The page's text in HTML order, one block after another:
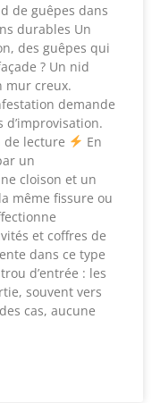
de guêpes dans
durables Un
des guêpes qui
? Un nid
mur creux.
demande
de lecture
En
un
cloison et un
même fissure ou
et coffres de
dans ce type
d’entrée : les
souvent vers
cas, aucune